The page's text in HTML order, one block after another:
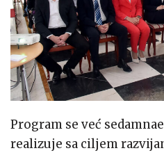
Program se već
realizuje sa ciljem